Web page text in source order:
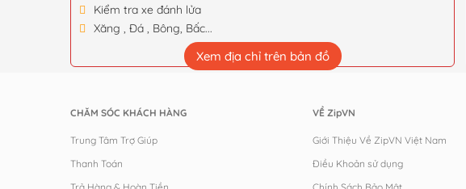
Kiểm tra xe đánh lửa
Xăng , Đá , Bông, Bấc...
Xem địa chỉ trên bản đồ
CHĂM SÓC KHÁCH HÀNG
Trung Tâm Trợ Giúp
Thanh Toán
VỀ ZipVN
Giới Thiệu Về ZipVN Việt Nam
Điều Khoản sử dụng